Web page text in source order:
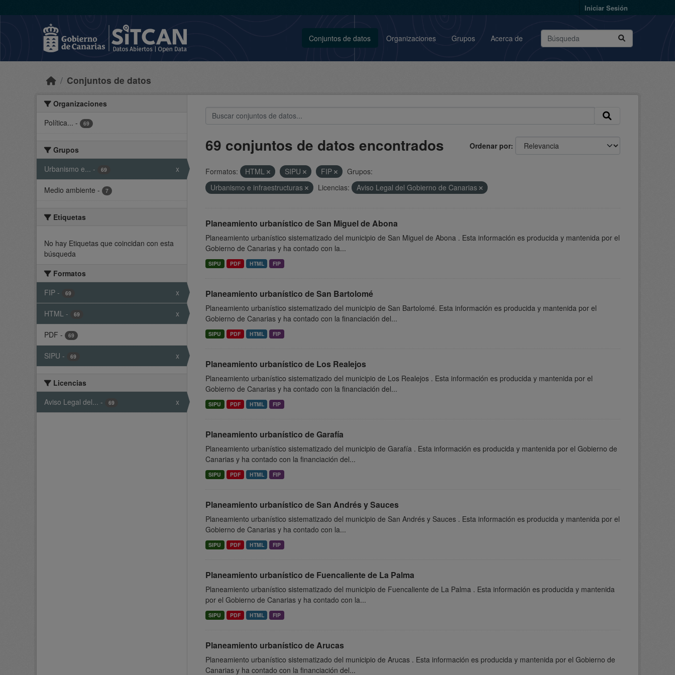
Iniciar Sesión
Conjuntos de datos Organizaciones Grupos Acerca de
Conjuntos de datos
Organizaciones
Política... - 69
Grupos
Urbanismo e... - 69 x
Medio ambiente - 7
Etiquetas
No hay Etiquetas que coincidan con esta
búsqueda
Formatos
FIP - 69 x
HTML - 69 x
PDF - 69
SIPU - 69 x
Licencias
Aviso Legal del... - 69 x
Ordenar por
69 conjuntos de datos encontrados
Formatos: HTML SIPU FIP
Grupos:
Urbanismo e infraestructuras
Licencias: Aviso Legal del Gobierno de Canarias
Planeamiento urbanístico de San Miguel de Abona
Planeamiento urbanístico sistematizado del municipio de San Miguel de Abona . Esta información es producida y mantenida por el
Gobierno de Canarias y ha contado con la...
SIPU PDF HTML FIP
Planeamiento urbanístico de San Bartolomé
Planeamiento urbanístico sistematizado del municipio de San Bartolomé. Esta información es producida y mantenida por el
Gobierno de Canarias y ha contado con la financiación del...
SIPU PDF HTML FIP
Planeamiento urbanístico de Los Realejos
Planeamiento urbanístico sistematizado del municipio de Los Realejos . Esta información es producida y mantenida por el
Gobierno de Canarias y ha contado con la financiación del...
SIPU PDF HTML FIP
Planeamiento urbanístico de Garafía
Planeamiento urbanístico sistematizado del municipio de Garafía . Esta información es producida y mantenida por el Gobierno de
Canarias y ha contado con la financiación del...
SIPU PDF HTML FIP
Planeamiento urbanístico de San Andrés y Sauces
Planeamiento urbanístico sistematizado del municipio de San Andrés y Sauces . Esta información es producida y mantenida por el
Gobierno de Canarias y ha contado con la...
SIPU PDF HTML FIP
Planeamiento urbanístico de Fuencaliente de La Palma
Planeamiento urbanístico sistematizado del municipio de Fuencaliente de La Palma . Esta información es producida y mantenida
por el Gobierno de Canarias y ha contado con la...
SIPU PDF HTML FIP
Planeamiento urbanístico de Arucas
Planeamiento urbanístico sistematizado del municipio de Arucas . Esta información es producida y mantenida por el Gobierno de
Canarias y ha contado con la financiación del...